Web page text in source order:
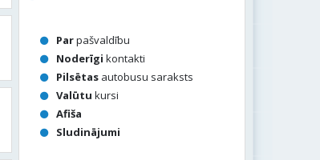
Parpašvaldību
Noderīgi kontakti
Pilsētas autobusu saraksts
Valūtu kursi
Afiša
Sludinājumi